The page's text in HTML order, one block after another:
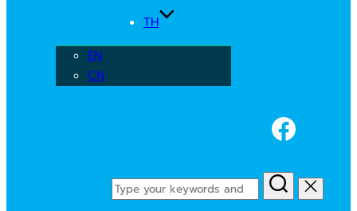
TH
EN
CN
Search
for: